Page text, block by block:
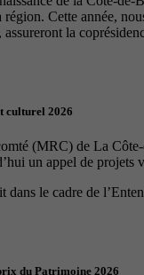
région. Cette année,
la
culturel 2026
(MRC) de La
un appel de
dans le cadre de
du Patrimoine 2026